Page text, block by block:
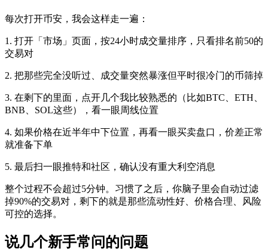
每次打开币安，我会这样走一遍：
1. 打开「市场」页面，按24小时成交量排序，只看排名前50的
交易对
2. 把那些完全没听过、成交量突然暴涨但平时很冷门的币筛掉
3. 在剩下的里面，点开几个我比较熟悉的（比如BTC、ETH、
BNB、SOL这些），看一眼周线位置
4. 如果价格在近半年中下位置，再看一眼买卖盘口，价差正常
就准备下单
5. 最后扫一眼推特和社区，确认没有重大利空消息
整个过程不会超过5分钟。习惯了之后，你脑子里会自动过滤
掉90%的交易对，剩下的就是那些流动性好、价格合理、风险
可控的选择。
说几个新手常问的问题